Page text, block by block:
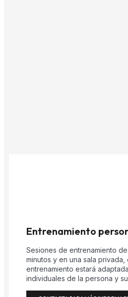
Entrenamiento
Sesiones de entrenamiento
minutos y en una sala
entrenamiento estará
individuales de la persona y